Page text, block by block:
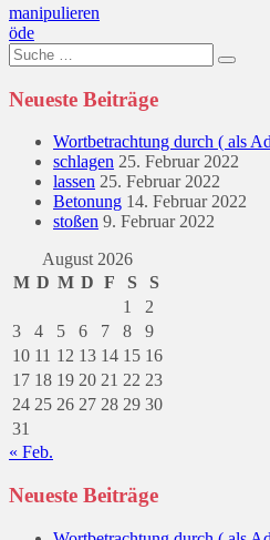
Beitragsnavigation
manipulieren
öde
Suche
nach:
Neueste Beiträge
Wortbetrachtung durch ( als
schlagen 25. Februar 2022
lassen 25. Februar 2022
Betonung 14. Februar 2022
stoßen 9. Februar 2022
August 2026
M D M D F S
S
1
2
3
4 5 6 7 8
9
10 11 12 13 14 15 16
17 18 19 20 21 22 23
24 25 26 27 28 29 30
31
« Feb.
Neueste Beiträge